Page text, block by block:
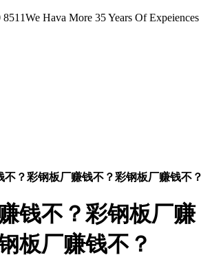
We Hava More 35 Years Of Expeiences
不？彩钢板厂赚钱不？彩钢板厂赚钱不？
钱不？彩钢板厂赚
板厂赚钱不？